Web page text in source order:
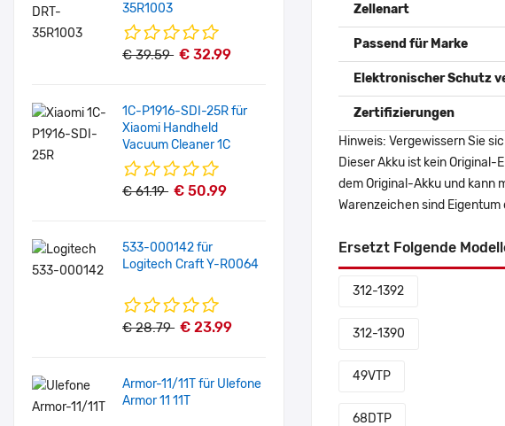
35R1003
€ 39.59 € 32.99
1C-P1916-SDI-25R für
Xiaomi Handheld
Vacuum Cleaner 1C
€ 61.19 € 50.99
533-000142 für
Logitech Craft Y-R0064
€ 28.79 € 23.99
Armor-11/11T für Ulefone
Armor 11 11T
Zellenart
Passend für Marke
Elektronischer Schutz
Zertifizierungen
Hinweis: Vergewissern Sie
Dieser Akku ist kein
dem Original-Akku und kann
Warenzeichen sind
Ersetzt Folgende
312-1392
312-1390
49VTP
68DTP